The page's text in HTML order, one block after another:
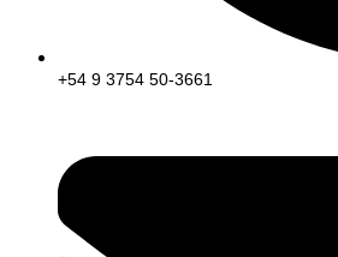
+54 9 3754 50-3661